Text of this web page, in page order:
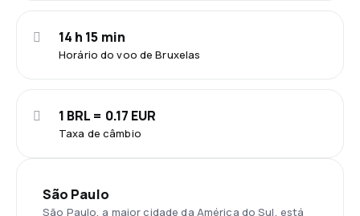
Horário do voo de Bruxelas
14 h 15 min
Taxa de câmbio
1 BRL = 0.17 EUR
São Paulo
São Paulo, a maior cidade da América do Sul, está